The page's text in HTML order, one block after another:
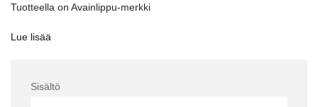
Tuotteella on Avainlippu-merkki
Lue lisää
Sisältö